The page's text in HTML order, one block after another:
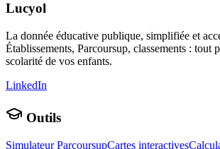
Lucyol
La donnée éducative publique, simplifiée et
Établissements, Parcoursup, classements : tout
scolarité de vos enfants.
LinkedIn
Outils
Simulateur ParcoursupCartes interactives